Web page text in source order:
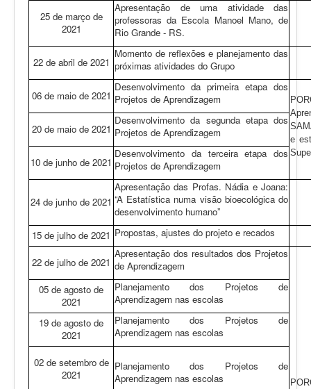
25 de março de
2021
Apresentação de uma atividade das
professoras da Escola Manoel Mano, de
Rio Grande - RS.
22 de abril de 2021
Momento de reflexões e planejamento das
próximas atividades do Grupo
06 de maio de 2021
Desenvolvimento da primeira etapa dos
Projetos de Aprendizagem
e
20 de maio de 2021
Desenvolvimento da segunda etapa dos
Projetos de Aprendizagem
10 de junho de 2021
Desenvolvimento da terceira etapa dos
Projetos de Aprendizagem
24 de junho de 2021
Apresentação das Profas. Nádia e Joana:
“A Estatística numa visão bioecológica do
desenvolvimento humano”
15 de julho de 2021 Propostas, ajustes do projeto e recados
22 de julho de 2021
Apresentação dos resultados dos Projetos
de Aprendizagem
05 de agosto de
2021
Planejamento dos Projetos de
Aprendizagem nas escolas
19 de agosto de
2021
Planejamento dos Projetos de
Aprendizagem nas escolas
02 de setembro de
2021
Planejamento dos Projetos de
Aprendizagem nas escolas